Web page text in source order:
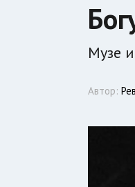
Музе
Автор: